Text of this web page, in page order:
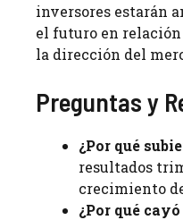
inversores estarán
el futuro en
la dirección del
Preguntas y
¿Por qué
resultados
crecimiento
¿Por qué